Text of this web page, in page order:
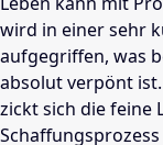
wird in einer sehr
aufgegriffen, was
absolut verpönt
zickt sich die feine